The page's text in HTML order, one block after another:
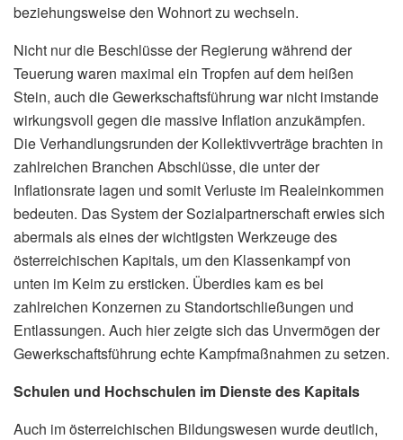
beziehungsweise den Wohnort zu wechseln.
Nicht nur die Beschlüsse der Regierung während der
Teuerung waren maximal ein Tropfen auf dem heißen
Stein, auch die Gewerkschaftsführung war nicht imstande
wirkungsvoll gegen die massive Inflation anzukämpfen.
Die Verhandlungsrunden der Kollektivverträge brachten in
zahlreichen Branchen Abschlüsse, die unter der
Inflationsrate lagen und somit Verluste im Realeinkommen
bedeuten. Das System der Sozialpartnerschaft erwies sich
abermals als eines der wichtigsten Werkzeuge des
österreichischen Kapitals, um den Klassenkampf von
unten im Keim zu ersticken. Überdies kam es bei
zahlreichen Konzernen zu Standortschließungen und
Entlassungen. Auch hier zeigte sich das Unvermögen der
Gewerkschaftsführung echte Kampfmaßnahmen zu setzen.
Schulen und Hochschulen im Dienste des Kapitals
Auch im österreichischen Bildungswesen wurde deutlich,